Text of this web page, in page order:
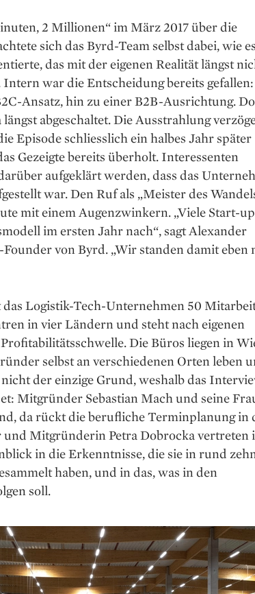
2 Millionen“ im März 2017 über die
sich das Byrd-Team selbst dabei, wie
das mit der eigenen Realität längst
war die Entscheidung bereits gefallen:
Ansatz, hin zu einer B2B-Ausrichtung.
abgeschaltet. Die Ausstrahlung
Episode schliesslich ein halbes Jahr später
Gezeigte bereits überholt. Interessenten
auf­geklärt werden, dass das
war. Den Ruf als „Meister des
mit einem Augen­zwinkern. „Viele Start-
im ersten Jahr nach“, sagt Alexander
von Byrd. „Wir standen damit eben
das Logistik-Tech-Unternehmen 50
in vier Ländern und steht nach eigenen
Die Büros liegen in
selbst an verschiedenen Orten leben
der einzige Grund, weshalb das
Mitgründer Sebastian Mach und seine
da rückt die berufliche Terminplanung in
Mitgründerin Petra Dobrocka vertreten
in die Erkenntnisse, die sie in rund
haben, und in das, was in den
soll.